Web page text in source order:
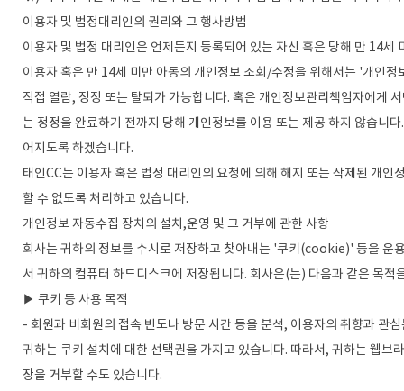
이용자 및 법정대리인의 권리와 그 행사방법
이용자 및 법정 대리인은 언제든지 등록되어 있는 자신 혹은 당해 만 14
이용자 혹은 만 14세 미만 아동의 개인정보 조회/수정을 위해서는 '개인
직접 열람, 정정 또는 탈퇴가 가능합니다. 혹은 개인정보관리책임자에게
는 정정을 완료하기 전까지 당해 개인정보를 이용 또는 제공 하지 않습니
어지도록 하겠습니다.
태인CC는 이용자 혹은 법정 대리인의 요청에 의해 해지 또는 삭제된 개
할 수 없도록 처리하고 있습니다.
개인정보 자동수집 장치의 설치,운영 및 그 거부에 관한 사항
회사는 귀하의 정보를 수시로 저장하고 찾아내는 '쿠키(cookie)' 등을 운
서 귀하의 컴퓨터 하드디스크에 저장됩니다. 회사은(는) 다음과 같은 목적
▶ 쿠키 등 사용 목적
- 회원과 비회원의 접속 빈도나 방문 시간 등을 분석, 이용자의 취향과 관
귀하는 쿠키 설치에 대한 선택권을 가지고 있습니다. 따라서, 귀하는 웹
장을 거부할 수도 있습니다.